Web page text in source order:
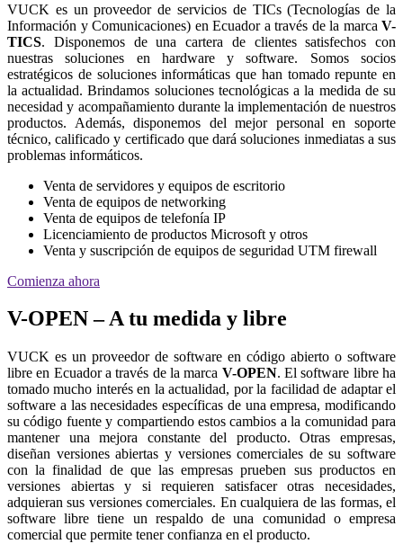
VUCK es un proveedor de servicios de TICs (Tecnologías de la
Información y Comunicaciones) en Ecuador a través de la marca V-
TICS. Disponemos de una cartera de clientes satisfechos con
nuestras soluciones en hardware y software. Somos socios
estratégicos de soluciones informáticas que han tomado repunte en
la actualidad. Brindamos soluciones tecnológicas a la medida de su
necesidad y acompañamiento durante la implementación de nuestros
productos. Además, disponemos del mejor personal en soporte
técnico, calificado y certificado que dará soluciones inmediatas a sus
problemas informáticos.
Venta de servidores y equipos de escritorio
Venta de equipos de networking
Venta de equipos de telefonía IP
Licenciamiento de productos Microsoft y otros
Venta y suscripción de equipos de seguridad UTM firewall
Comienza ahora
V-OPEN – A tu medida y libre
VUCK es un proveedor de software en código abierto o software
libre en Ecuador a través de la marca V-OPEN. El software libre ha
tomado mucho interés en la actualidad, por la facilidad de adaptar el
software a las necesidades específicas de una empresa, modificando
su código fuente y compartiendo estos cambios a la comunidad para
mantener una mejora constante del producto. Otras empresas,
diseñan versiones abiertas y versiones comerciales de su software
con la finalidad de que las empresas prueben sus productos en
versiones abiertas y si requieren satisfacer otras necesidades,
adquieran sus versiones comerciales. En cualquiera de las formas, el
software libre tiene un respaldo de una comunidad o empresa
comercial que permite tener confianza en el producto.